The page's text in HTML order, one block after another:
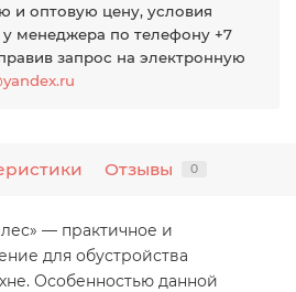
и оптовую цену, условия
у менеджера по телефону +7
запрос на электронную
Отзывы 0
— практичное и
для обустройства
Особенностью данной